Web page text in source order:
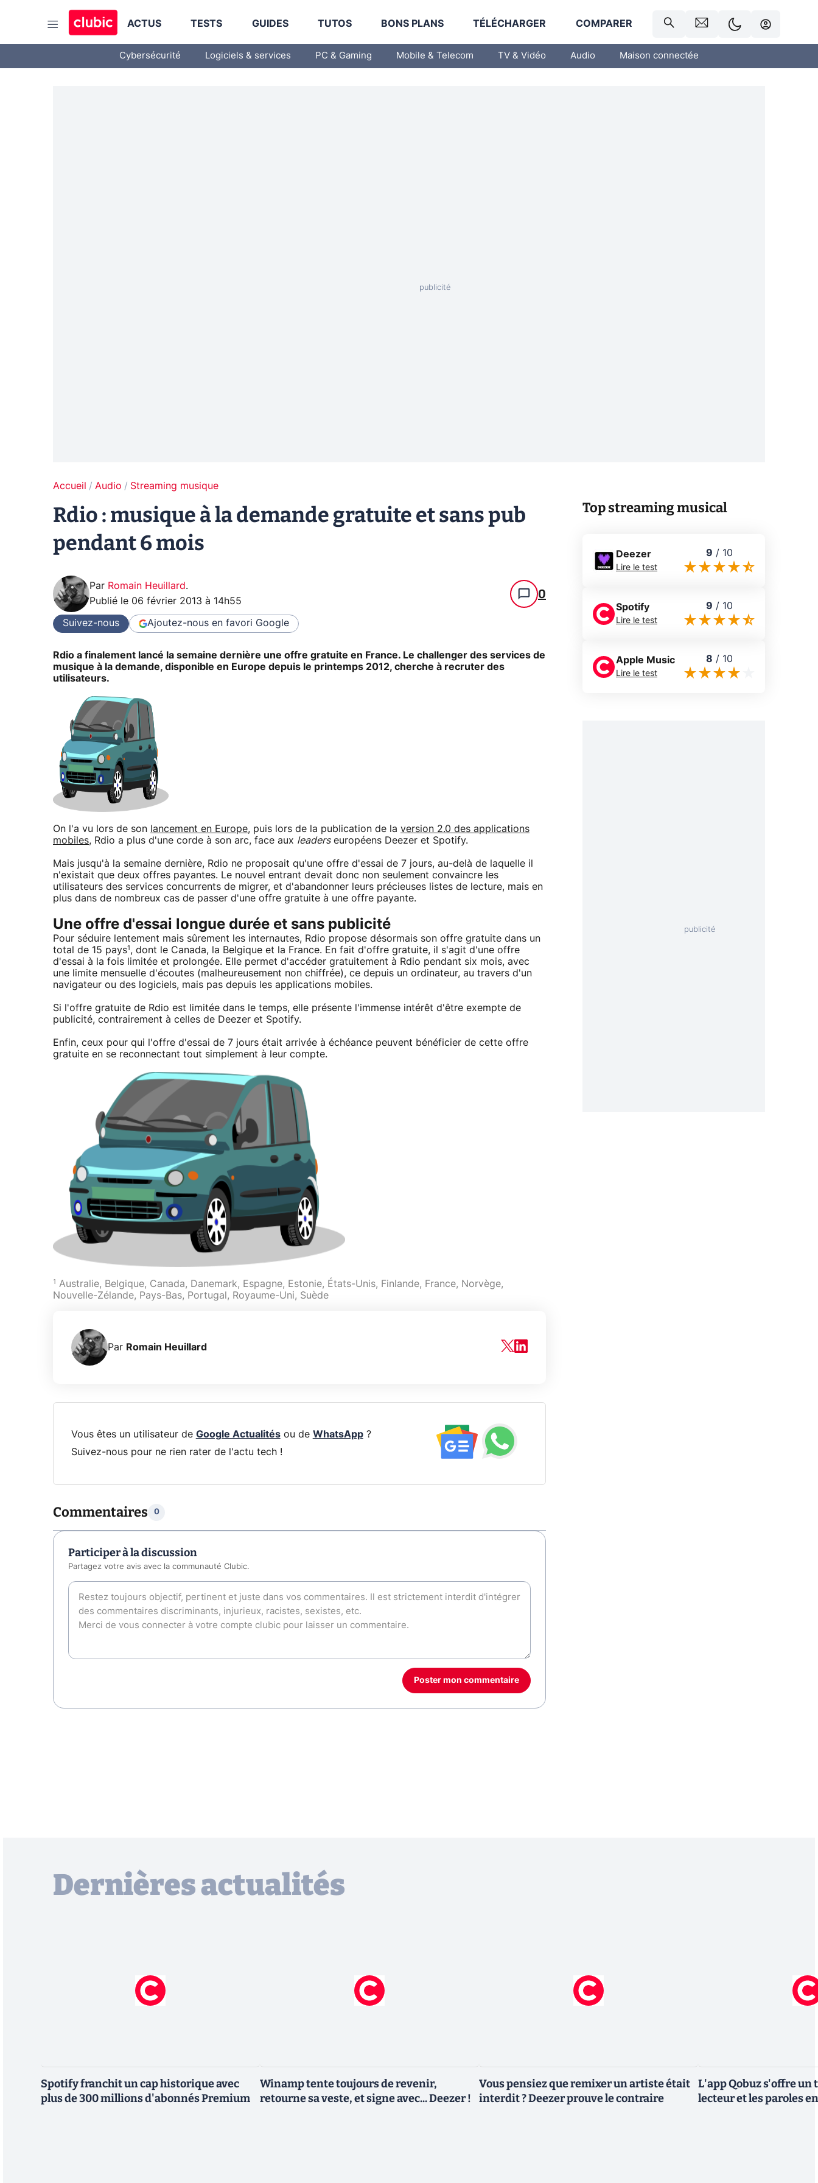
ACTUS TESTS GUIDES TUTOS BONS PLANS TÉLÉCHARGER COMPARER
Cybersécurité Logiciels & services PC & Gaming Mobile & Telecom TV & Vidéo Audio Maison connectée
Accueil Audio Streaming musique
Rdio : musique à la demande gratuite et sans pub
pendant 6 mois
Par Romain Heuillard.
Publié le 06 février 2013 à 14h55 0
Suivez-nous Ajoutez-nous en favori Google
Rdio a finalement lancé la semaine dernière une offre gratuite en France. Le challenger des services de
musique à la demande, disponible en Europe depuis le printemps 2012, cherche à recruter des
utilisateurs.
On l'a vu lors de son lancement en Europe, puis lors de la publication de la version 2.0 des applications
mobiles, Rdio a plus d'une corde à son arc, face aux leaderseuropéens Deezer et Spotify.
Mais jusqu'à la semaine dernière, Rdio ne proposait qu'une offre d'essai de 7 jours, au-delà de laquelle il
n'existait que deux offres payantes. Le nouvel entrant devait donc non seulement convaincre les
utilisateurs des services concurrents de migrer, et d'abandonner leurs précieuses listes de lecture, mais en
plus dans de nombreux cas de passer d'une offre gratuite à une offre payante.
Une offre d'essai longue durée et sans publicité
Pour séduire lentement mais sûrement les internautes, Rdio propose désormais son offre gratuite dans un
total de 15 pays1 , dont le Canada, la Belgique et la France. En fait d'offre gratuite, il s'agit d'une offre
d'essai à la fois limitée et prolongée. Elle permet d'accéder gratuitement à Rdio pendant six mois, avec
une limite mensuelle d'écoutes (malheureusement non chiffrée), ce depuis un ordinateur, au travers d'un
navigateur ou des logiciels, mais pas depuis les applications mobiles.
Si l'offre gratuite de Rdio est limitée dans le temps, elle présente l'immense intérêt d'être exempte de
publicité, contrairement à celles de Deezer et Spotify.
Enfin, ceux pour qui l'offre d'essai de 7 jours était arrivée à échéance peuvent bénéficier de cette offre
gratuite en se reconnectant tout simplement à leur compte.
1
Australie, Belgique, Canada, Danemark, Espagne, Estonie, États-Unis, Finlande, France, Norvège,
Nouvelle-Zélande, Pays-Bas, Portugal, Royaume-Uni, Suède
Par Romain Heuillard
Vous êtes un utilisateur de Google Actualitésou de WhatsApp?
Suivez-nous pour ne rien rater de l'actu tech !
Commentaires 0
Participer à la discussion
Partagez votre avis avec la communauté Clubic.
Poster mon commentaire
Top streaming musical
Deezer
Lire le test
9 / 10
Spotify
Lire le test
9 / 10
Apple Music
Lire le test
8 / 10
Dernières actualités
Spotify franchit un cap historique avec
plus de 300 millions d'abonnés Premium
Winamp tente toujours de revenir,
retourne sa veste, et signe avec... Deezer !
Vous pensiez que remixer un artiste était
interdit ? Deezer prouve le contraire
L'app Qobuz s'offre un
lecteur et les paroles